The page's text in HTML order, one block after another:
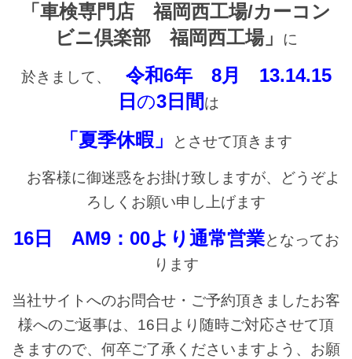
「車検専門店 福岡西工場/カーコン
ビニ倶楽部 福岡西工場」
に
於きまして、 令和6年 8月 13.14.15
日 の3日間は
「夏季休暇」 とさせて頂きます
お客様に御迷惑をお掛け致しますが、どうぞよ
ろしくお願い申し上げます
16日 AM9：00より通常営業となってお
ります
当社サイトへのお問合せ・ご予約頂きましたお客
様へのご返事は、16日より随時ご対応させて頂
きますので、何卒ご了承くださいますよう、お願